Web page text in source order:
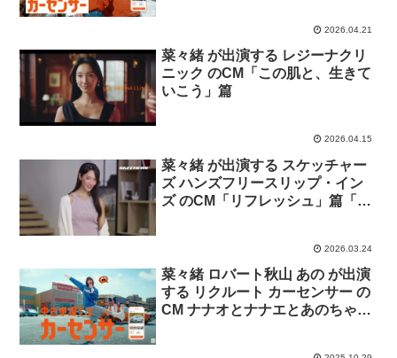
2026.04.21
菜々緒 が出演する レジーナクリ
ニック のCM「この肌と、生きて
いこう」篇
2026.04.15
菜々緒 が出演する スケッチャー
ズ ハンズフリースリップ・イン
ズ のCM「リフレッシュ」篇「ス
2026.03.24
菜々緒 ロバート秋山 あの が出演
する リクルート カーセンサー の
CM ナナオとナナエとあのちゃ